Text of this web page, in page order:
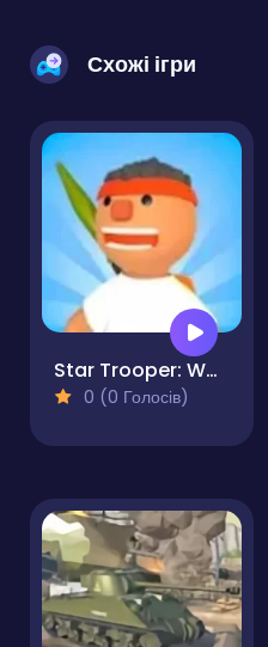
Схожі ігри
Star Trooper: War for Survival
0 (0 Голосів)